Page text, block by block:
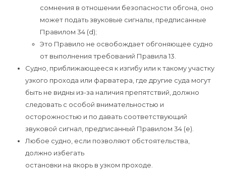
сомнения в отношении безопасности обгона, оно
может подать звуковые сигналы, предписанные
Правилом 34 (d);
Это Правило не освобождает обгоняющее судно
от выполнения требований Правила 13.
Судно, приближающееся к изгибу или к такому участку
узкого прохода или фарватера, где другие суда могут
быть не видны из-за наличия препятствий, должно
следовать с особой внимательностью и
осторожностью и по давать соответствующий
звуковой сигнал, предписанный Правилом 34 (e).
Любое судно, если позволяют обстоятельства,
должно избегать
остановки на якорь в узком проходе.